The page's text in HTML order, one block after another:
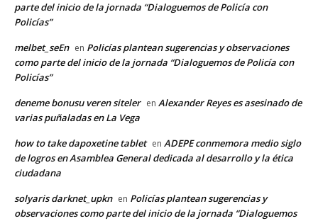
parte del inicio de la jornada “Dialoguemos de Policía con
Policías”
melbet_seEn en Policías plantean sugerencias y observaciones
como parte del inicio de la jornada “Dialoguemos de Policía con
Policías”
deneme bonusu veren siteler en Alexander Reyes es asesinado de
varias puñaladas en La Vega
how to take dapoxetine tablet en ADEPE conmemora medio siglo
de logros en Asamblea General dedicada al desarrollo y la ética
ciudadana
solyaris darknet_upkn en Policías plantean sugerencias y
observaciones como parte del inicio de la jornada “Dialoguemos